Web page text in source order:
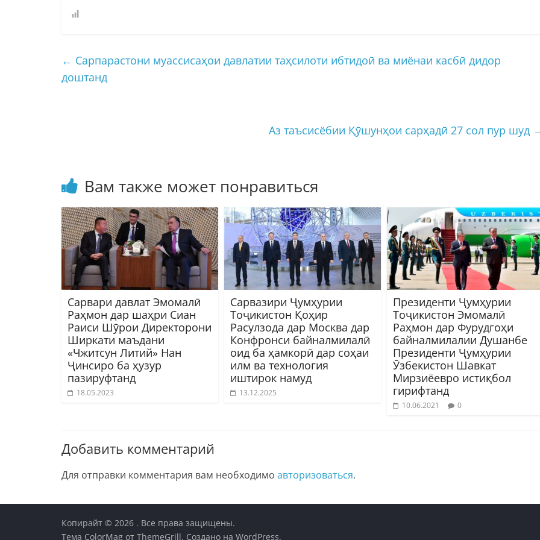
← Сарпарастони муассисаҳои давлатии таҳсилоти ибтидоӣ ва миёнаи касбӣ дидор
доштанд
Аз таъсисёбии Қӯшунҳои сарҳадӣ 27 сол пур шуд
Вам также может понравиться
Сарвари давлат Эмомалӣ
Раҳмон дар шаҳри Сиан
Раиси Шӯрои Директорони
Ширкати маъдани
«Чжитсун Литий» Нан
Ҷинсиро ба ҳузур
пазируфтанд
18.05.2023
Сарвазири Ҷумҳурии
Тоҷикистон Қоҳир
Расулзода дар Москва дар
Конфронси байналмилалӣ
оид ба ҳамкорӣ дар соҳаи
илм ва технология
иштирок намуд
13.12.2025
Президенти Ҷумҳурии
Тоҷикистон Эмомалӣ
Раҳмон дар Фурудгоҳи
байналмилалии Душанбе
Президенти Ҷумҳурии
Ӯзбекистон Шавкат
Мирзиёевро истиқбол
гирифтанд
10.06.2021 0
Добавить комментарий
Для отправки комментария вам необходимо авторизоваться.
Копирайт © 2026 . Все права защищены.
Тема ColorMag от ThemeGrill. Создано на WordPress.